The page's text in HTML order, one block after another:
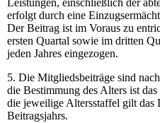
Leistungen, einschließlich der
erfolgt durch eine
Der Beitrag ist im Voraus zu
ersten Quartal sowie im dritten
jeden Jahres eingezogen.
5. Die Mitgliedsbeiträge sind
die Bestimmung des Alters ist
die jeweilige Altersstaffel gilt das
Beitragsjahrs.